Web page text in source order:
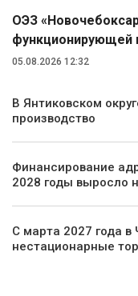
ОЭЗ
функционирующей
05.08.2026 12:32
В Янтиковском
производство
Финансирование
2028 годы выросло
С марта 2027 года в
нестационарные